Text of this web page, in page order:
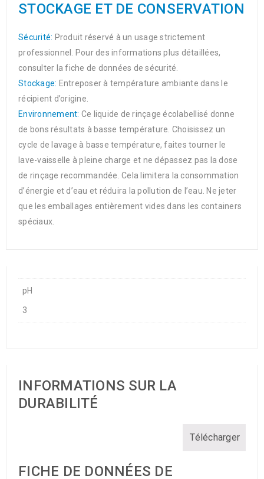
STOCKAGE ET DE CONSERVATION
Sécurité: Produit réservé à un usage strictement
professionnel. Pour des informations plus détaillées,
consulter la fiche de données de sécurité.
Stockage: Entreposer à température ambiante dans le
récipient d’origine.
Environnement: Ce liquide de rinçage écolabellisé donne
de bons résultats à basse température. Choisissez un
cycle de lavage à basse température, faites tourner le
lave-vaisselle à pleine charge et ne dépassez pas la dose
de rinçage recommandée. Cela limitera la consommation
d’énergie et d’eau et réduira la pollution de l’eau. Ne jeter
que les emballages entièrement vides dans les containers
spéciaux.
pH
3
INFORMATIONS SUR LA
DURABILITÉ
Télécharger
FICHE DE DONNÉES DE